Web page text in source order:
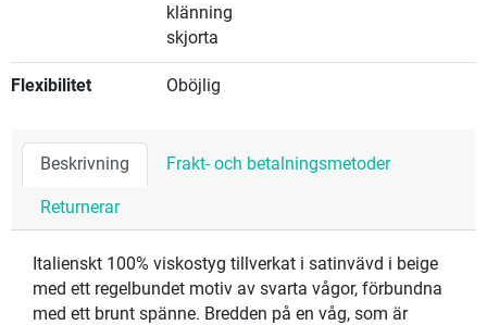
klänning
skjorta
Flexibilitet Oböjlig
Beskrivning Frakt- och betalningsmetoder
Returnerar
Italienskt 100% viskostyg tillverkat i satinvävd i beige
med ett regelbundet motiv av svarta vågor, förbundna
med ett brunt spänne. Bredden på en våg, som är